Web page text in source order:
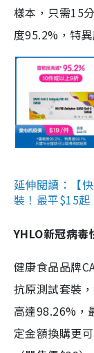
樣本，只需15
度95.2%，特
延伸閱讀：【
裝！最平$15
YHLO新冠病
健康食品品牌
抗原測試套裝
高達98.26%，
定金額換購更